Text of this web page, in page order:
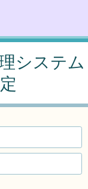
システム